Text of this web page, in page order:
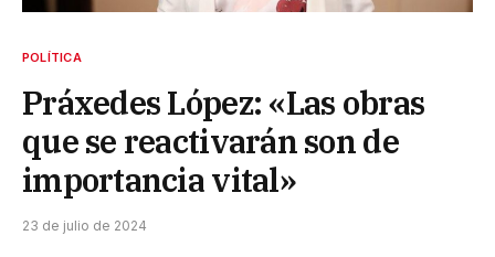
POLÍTICA
Práxedes López: «Las obras
que se reactivarán son de
importancia vital»
23 de julio de 2024